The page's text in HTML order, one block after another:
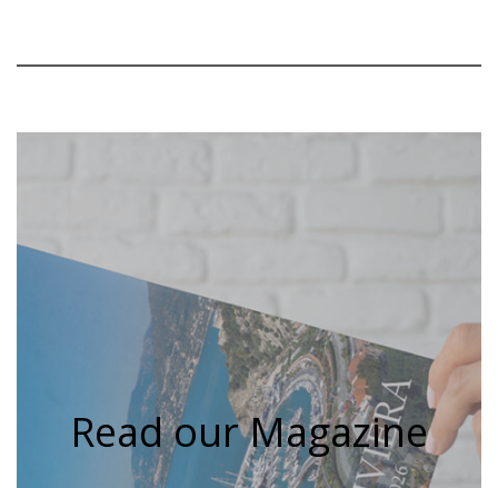
Read our Magazine